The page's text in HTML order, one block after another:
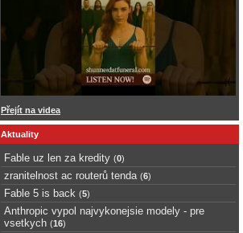
Přejít na videa
Aktuality
Fable uz len za kredity (0)
zranitelnost ac routerů tenda (6)
Fable 5 is back (5)
Anthropic vypol najvykonejsie modely - pre
vsetkych (16)